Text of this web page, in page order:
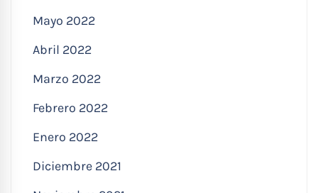
Mayo 2022
Abril 2022
Marzo 2022
Febrero 2022
Enero 2022
Diciembre 2021